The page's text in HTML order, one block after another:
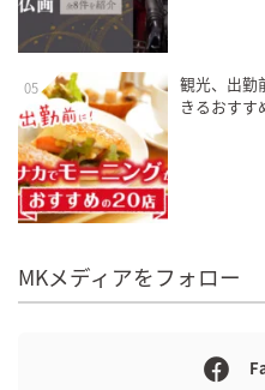
05
観光、出勤
きるおすす
MKメディアをフォロー